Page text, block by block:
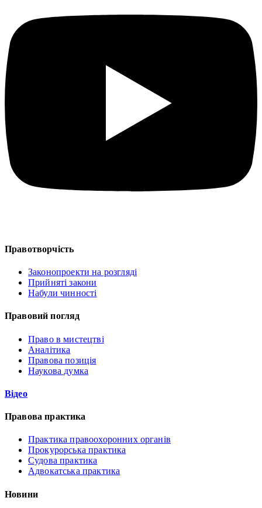
Правотворчість
Законопроекти на розгляді
Прийняті закони
Набули чинності
Правовий погляд
Право в мистецтві
Аналітика
Правова позиція
Наукова думка
Відео
Правова практика
Практика правоохоронних органів
Прокурорська практика
Судова практика
Адвокатська практика
Новини